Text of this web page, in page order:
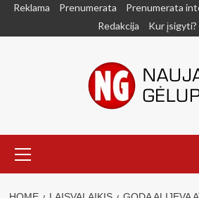
SkipReklama Prenumerata Prenumerata
Redakcija
Kur įsigyti?
Menu